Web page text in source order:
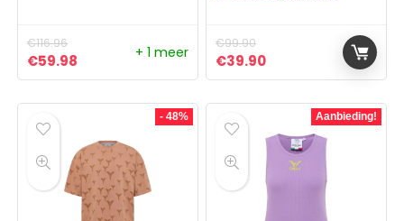
€116.96
Oorspronkelijke prijs was: €116.96.
€59.98 Huidige prijs is: €59.98.
+ 1 meer
€99.90
Oorspronkelijke prijs
€39.90Huidige prijs is:
- 48% Aanbieding!